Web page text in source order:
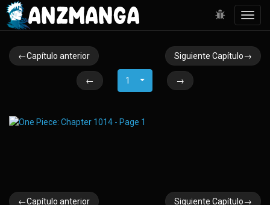
←Capítulo anterior Siguiente Capítulo→
← 1 →
←Capítulo anterior Siguiente Capítulo→